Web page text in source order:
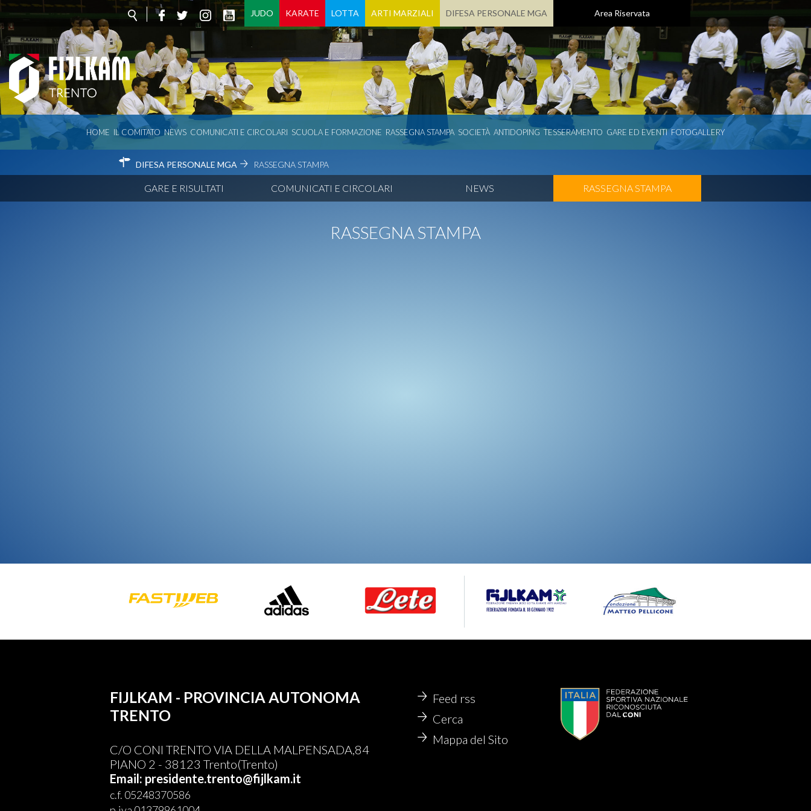
JUDO KARATE LOTTA ARTI MARZIALI DIFESA PERSONALE MGA Area Riservata
HOME IL COMITATO NEWS COMUNICATI E CIRCOLARI SCUOLA E FORMAZIONE RASSEGNA STAMPA SOCIETÀ ANTIDOPING TESSERAMENTO GARE ED EVENTI FOTOGALLERY
DIFESA PERSONALE MGA RASSEGNA STAMPA
GARE E RISULTATI COMUNICATI E CIRCOLARI NEWS RASSEGNA STAMPA
RASSEGNA STAMPA
FIJLKAM - PROVINCIA AUTONOMA
TRENTO
C/O CONI TRENTO VIA DELLA MALPENSADA,84
PIANO 2 - 38123 Trento(Trento)
Email: presidente.trento@fijlkam.it
c.f. 05248370586
Feed rss
Cerca
Mappa del Sito